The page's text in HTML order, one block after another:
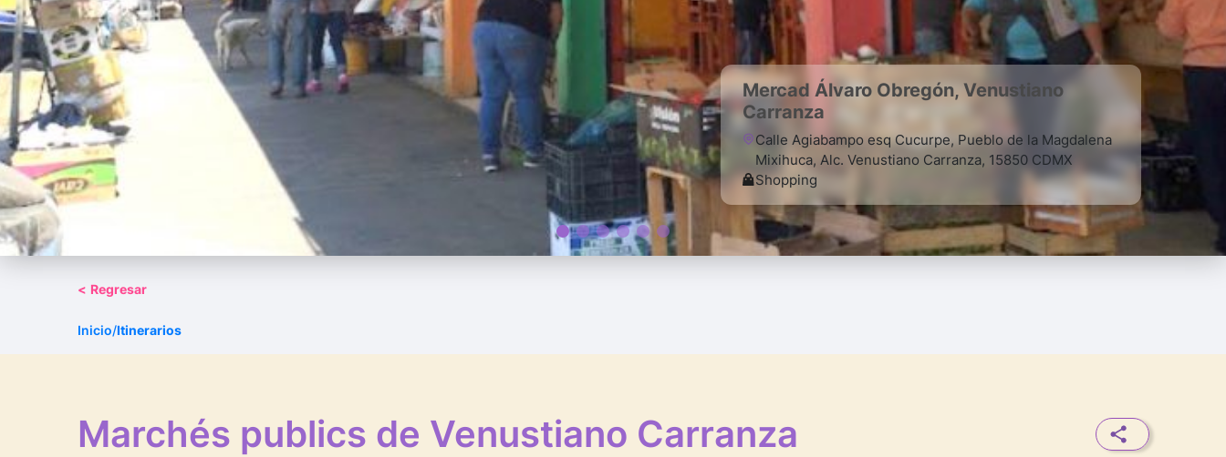
Mercad Álvaro Obregón, Venustiano
Carranza
Calle Agiabampo esq Cucurpe, Pueblo de la Magdalena
Mixihuca, Alc. Venustiano Carranza, 15850 CDMX
Shopping
< Regresar
Inicio/Itinerarios
Marchés publics de Venustiano Carranza